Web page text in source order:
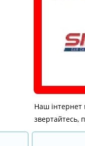
Наш інтернет
звертайтесь,